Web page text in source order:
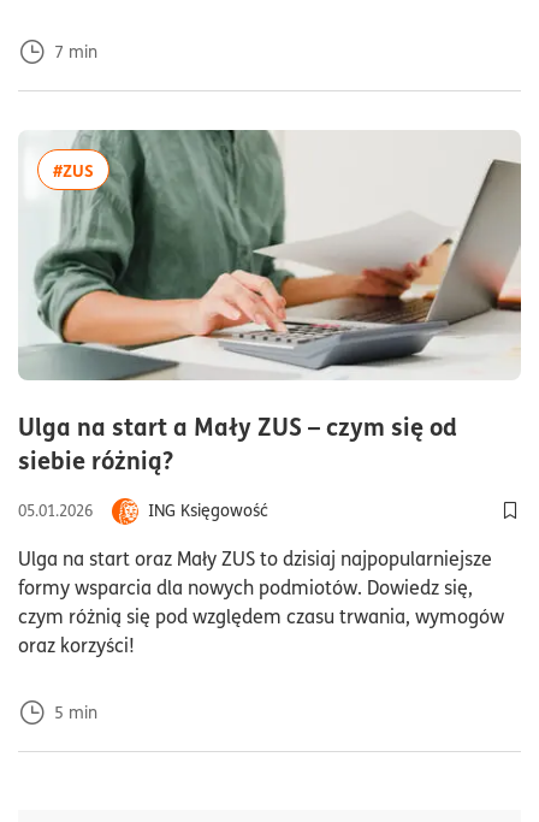
7 min
Ulga na start a Mały ZUS – czym się od
siebie różnią?czas czytania5minuty
05.01.2026
ING Księgowość
Ulga na start oraz Mały ZUS to dzisiaj najpopularniejsze
formy wsparcia dla nowych podmiotów. Dowiedz się,
czym różnią się pod względem czasu trwania, wymogów
oraz korzyści!
5 min
#ZUS więcej artykułów z tagiem:#ZUS